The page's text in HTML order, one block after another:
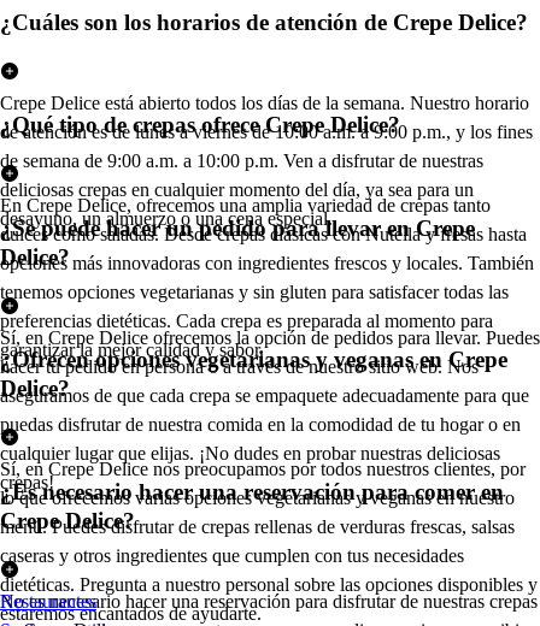
¿Cuáles son los horarios de atención de Crepe Delice?
Crepe Delice está abierto todos los días de la semana. Nuestro horario
de atención es de lunes a viernes de 10:00 a.m. a 9:00 p.m., y los fines
de semana de 9:00 a.m. a 10:00 p.m. Ven a disfrutar de nuestras
deliciosas crepas en cualquier momento del día, ya sea para un
desayuno, un almuerzo o una cena especial.
¿Qué tipo de crepas ofrece Crepe Delice?
En Crepe Delice, ofrecemos una amplia variedad de crepas tanto
dulces como saladas. Desde crepas clásicas con Nutella y fresas hasta
opciones más innovadoras con ingredientes frescos y locales. También
tenemos opciones vegetarianas y sin gluten para satisfacer todas las
preferencias dietéticas. Cada crepa es preparada al momento para
garantizar la mejor calidad y sabor.
¿Se puede hacer un pedido para llevar en Crepe
Delice?
Sí, en Crepe Delice ofrecemos la opción de pedidos para llevar. Puedes
hacer tu pedido en persona o a través de nuestro sitio web. Nos
aseguramos de que cada crepa se empaquete adecuadamente para que
puedas disfrutar de nuestra comida en la comodidad de tu hogar o en
cualquier lugar que elijas. ¡No dudes en probar nuestras deliciosas
crepas!
¿Ofrecen opciones vegetarianas y veganas en Crepe
Delice?
Sí, en Crepe Delice nos preocupamos por todos nuestros clientes, por
lo que ofrecemos varias opciones vegetarianas y veganas en nuestro
menú. Puedes disfrutar de crepas rellenas de verduras frescas, salsas
caseras y otros ingredientes que cumplen con tus necesidades
dietéticas. Pregunta a nuestro personal sobre las opciones disponibles y
estaremos encantados de ayudarte.
¿Es necesario hacer una reservación para comer en
Crepe Delice?
No es necesario hacer una reservación para disfrutar de nuestras crepas
Restaurantes